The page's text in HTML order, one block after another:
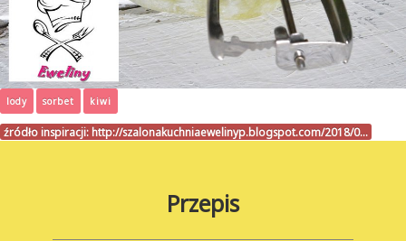
lody sorbet kiwi
źródło inspiracji: http://szalonakuchniaewelinyp.blogspot.com/2018/0…
Przepis